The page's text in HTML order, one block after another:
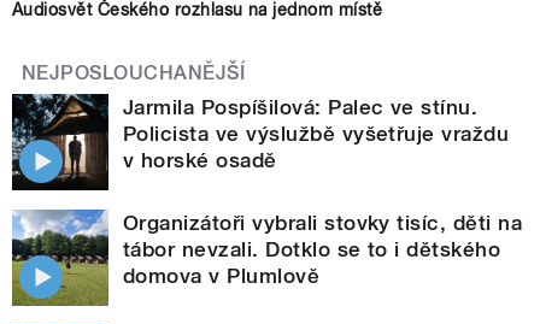
Audiosvět Českého rozhlasu na jednom místě
NEJPOSLOUCHANĚJŠÍ
Jarmila Pospíšilová: Palec ve stínu.
Policista ve výslužbě vyšetřuje vraždu
v horské osadě
Organizátoři vybrali stovky tisíc, děti na
tábor nevzali. Dotklo se to i dětského
domova v Plumlově